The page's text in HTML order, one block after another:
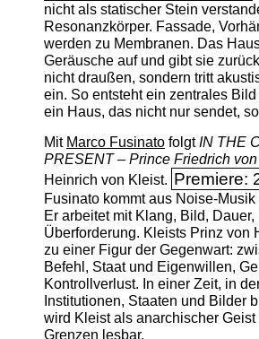
nicht als statischer Stein
Resonanzkörper. Fassade,
werden zu Membranen. Das
Geräusche auf und gibt sie
nicht draußen, sondern tritt
ein. So entsteht ein zentrales
ein Haus, das nicht nur sendet,
Mit Marco FusinatofolgtIN THE
PRESENT – Prince Friedrich
Heinrich von Kleist. Premiere:
Fusinato kommt aus Noise-
Er arbeitet mit Klang, Bild, Dauer,
Überforderung. Kleists Prinz von
zu einer Figur der Gegenwart:
Befehl, Staat und Eigenwillen,
Kontrollverlust. In einer Zeit, in
Institutionen, Staaten und Bilder
wird Kleist als anarchischer
Grenzen lesbar.